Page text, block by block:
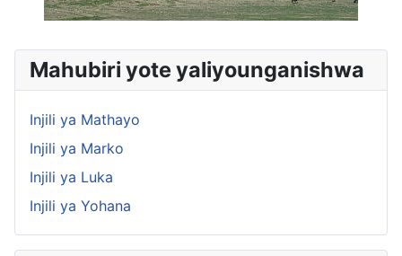
Mahubiri yote yaliyounganishwa
Injili ya Mathayo
Injili ya Marko
Injili ya Luka
Injili ya Yohana